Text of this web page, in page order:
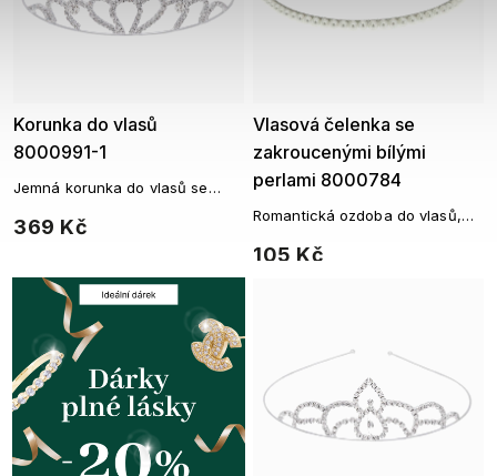
Korunka do vlasů
8000991-1
369 Kč
Jemná korunka do vlasů se
kamínky
Vlasová čelenka se
zakroucenými bílými
perlami 8000784
105 Kč
Romantická ozdoba do vlasů,